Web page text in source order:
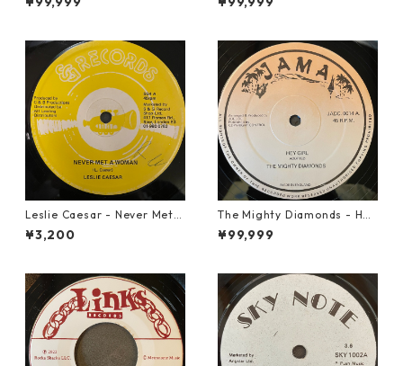
Leslie Caesar - Never Met A
Woman【12-50067】
¥3,200
The Mighty Diamonds - Hey
Girl【12-50053】
¥99,999